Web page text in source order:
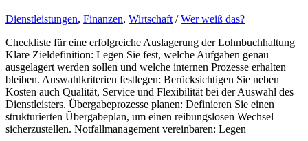
Dienstleistungen, Finanzen, Wirtschaft /Wer weiß das?
Checkliste für eine erfolgreiche Auslagerung der Lohnbuchhaltung
Klare Zieldefinition: Legen Sie fest, welche Aufgaben genau
ausgelagert werden sollen und welche internen Prozesse erhalten
bleiben. Auswahlkriterien festlegen: Berücksichtigen Sie neben
Kosten auch Qualität, Service und Flexibilität bei der Auswahl des
Dienstleisters. Übergabeprozesse planen: Definieren Sie einen
strukturierten Übergabeplan, um einen reibungslosen Wechsel
sicherzustellen. Notfallmanagement vereinbaren: Legen